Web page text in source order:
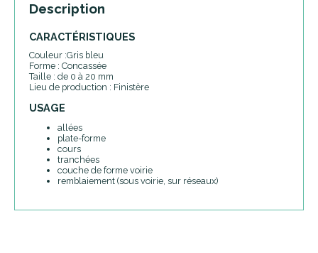
Description
CARACTÉRISTIQUES
Couleur :Gris bleu
Forme : Concassée
Taille : de 0 à 20 mm
Lieu de production : Finistère
USAGE
allées
plate-forme
cours
tranchées
couche de forme voirie
remblaiement (sous voirie, sur réseaux)